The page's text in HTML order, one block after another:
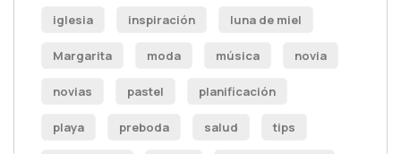
iglesia inspiración luna de miel
Margarita moda música novia
novias pastel planificación
playa preboda salud tips